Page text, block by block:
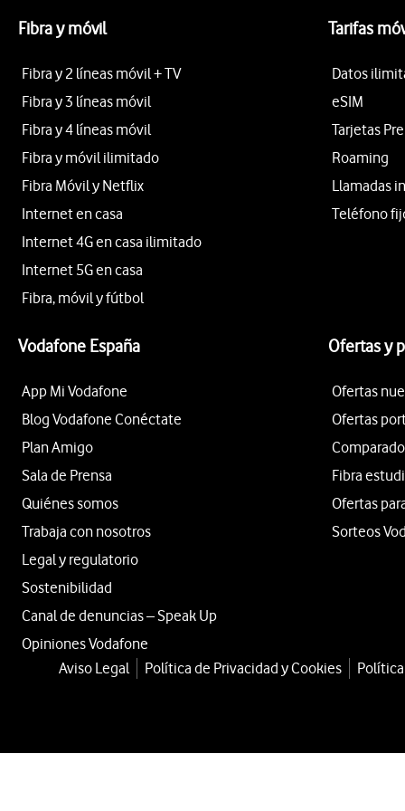
Fibra y móvil
Fibra y 2 líneas móvil + TV
Fibra y 3 líneas móvil
Fibra y 4 líneas móvil
Fibra y móvil ilimitado
Fibra Móvil y Netflix
Internet en casa
Internet 4G en casa ilimitado
Internet 5G en casa
Fibra, móvil y fútbol
Tarifas
Datos
eSIM
Tarjetas
Roaming
Llamadas
Teléfono
Vodafone España
App Mi Vodafone
Blog Vodafone Conéctate
Plan Amigo
Sala de Prensa
Quiénes somos
Trabaja con nosotros
Legal y regulatorio
Sostenibilidad
Canal de denuncias – Speak Up
Opiniones Vodafone
Ofertas y
Ofertas
Ofertas
Fibra
Ofertas
Sorteos
Aviso Legal Política de Privacidad y Cookies